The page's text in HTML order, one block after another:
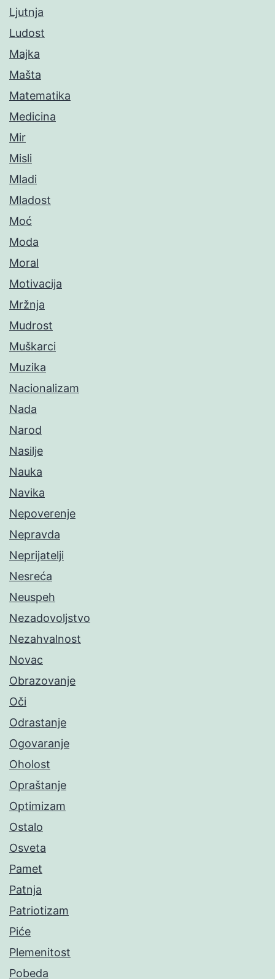
Ljutnja
Ludost
Majka
Mašta
Matematika
Medicina
Mir
Misli
Mladi
Mladost
Moć
Moda
Moral
Motivacija
Mržnja
Mudrost
Muškarci
Muzika
Nacionalizam
Nada
Narod
Nasilje
Nauka
Navika
Nepoverenje
Nepravda
Neprijatelji
Nesreća
Neuspeh
Nezadovoljstvo
Nezahvalnost
Novac
Obrazovanje
Oči
Odrastanje
Ogovaranje
Oholost
Opraštanje
Optimizam
Ostalo
Osveta
Pamet
Patnja
Patriotizam
Piće
Plemenitost
Pobeda